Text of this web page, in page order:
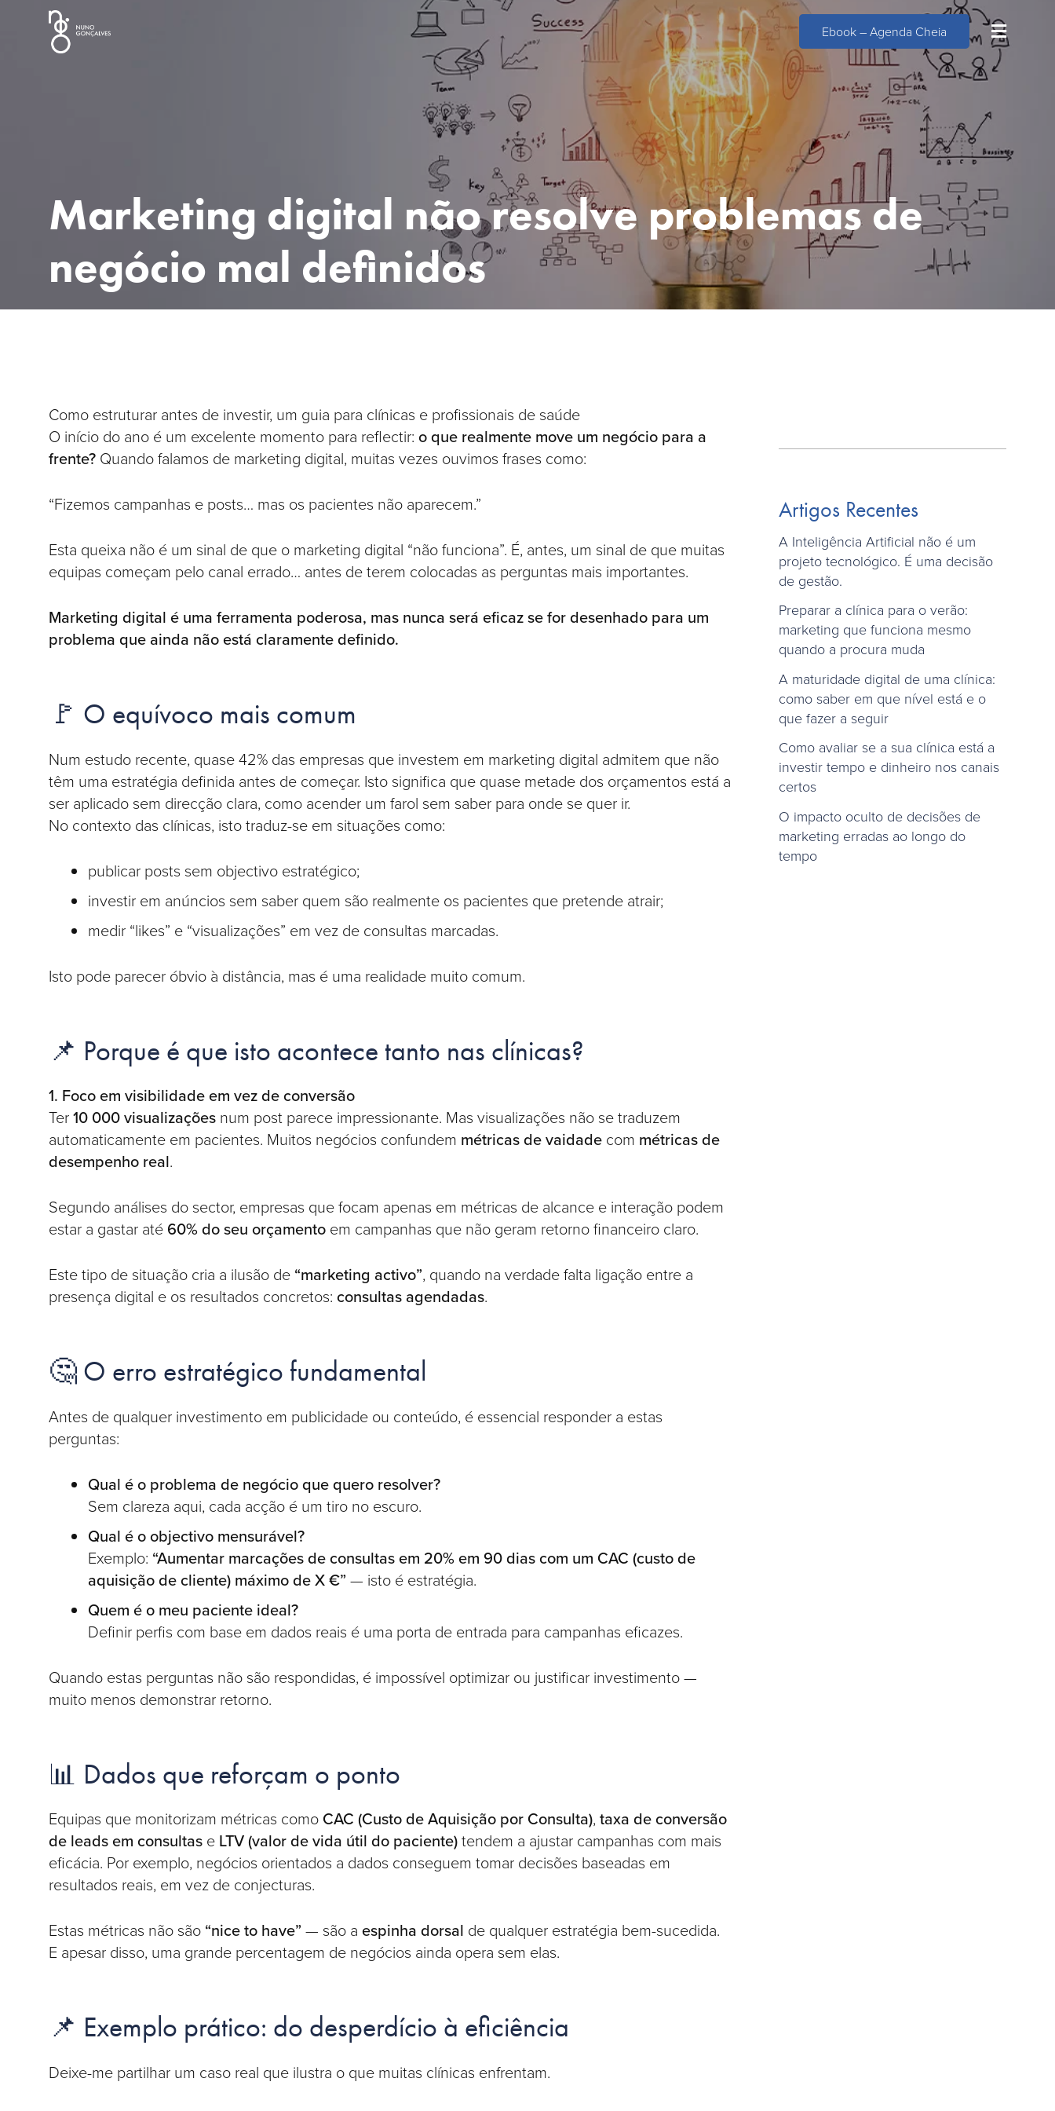
Ebook – Agenda Cheia
Marketing digital não resolve problemas de
negócio mal definidos
Como estruturar antes de investir, um guia para clínicas e profissionais de saúde
O início do ano é um excelente momento para reflectir: o que realmente move um negócio para a
frente? Quando falamos de marketing digital, muitas vezes ouvimos frases como:
“Fizemos campanhas e posts… mas os pacientes não aparecem.”
Esta queixa não é um sinal de que o marketing digital “não funciona”. É, antes, um sinal de que muitas
equipas começam pelo canal errado… antes de terem colocadas as perguntas mais importantes.
Marketing digital é uma ferramenta poderosa, mas nunca será eficaz se for desenhado para um
problema que ainda não está claramente definido.
🚩 O equívoco mais comum
Num estudo recente, quase 42% das empresas que investem em marketing digital admitem que não
têm uma estratégia definida antes de começar. Isto significa que quase metade dos orçamentos está a
ser aplicado sem direcção clara, como acender um farol sem saber para onde se quer ir.
No contexto das clínicas, isto traduz-se em situações como:
publicar posts sem objectivo estratégico;
investir em anúncios sem saber quem são realmente os pacientes que pretende atrair;
medir “likes” e “visualizações” em vez de consultas marcadas.
Isto pode parecer óbvio à distância, mas é uma realidade muito comum.
📌 Porque é que isto acontece tanto nas clínicas?
1. Foco em visibilidade em vez de conversão
Ter10 000 visualizações num post parece impressionante. Mas visualizações não se traduzem
automaticamente em pacientes. Muitos negócios confundem métricas de vaidade com métricas de
desempenho real.
Segundo análises do sector, empresas que focam apenas em métricas de alcance e interação podem
estar a gastar até 60% do seu orçamento em campanhas que não geram retorno financeiro claro.
Este tipo de situação cria a ilusão de “marketing activo”, quando na verdade falta ligação entre a
presença digital e os resultados concretos: consultas agendadas.
🤔 O erro estratégico fundamental
Antes de qualquer investimento em publicidade ou conteúdo, é essencial responder a estas
perguntas:
Qual é o problema de negócio que quero resolver?
Sem clareza aqui, cada acção é um tiro no escuro.
Qual é o objectivo mensurável?
Exemplo: “Aumentar marcações de consultas em 20% em 90 dias com um CAC (custo de
aquisição de cliente) máximo de X €” — isto é estratégia.
Quem é o meu paciente ideal?
Definir perfis com base em dados reais é uma porta de entrada para campanhas eficazes.
Quando estas perguntas não são respondidas, é impossível optimizar ou justificar investimento —
muito menos demonstrar retorno.
📊 Dados que reforçam o ponto
Equipas que monitorizam métricas como CAC (Custo de Aquisição por Consulta), taxa de conversão
de leads em consultas e LTV (valor de vida útil do paciente)tendem a ajustar campanhas com mais
eficácia. Por exemplo, negócios orientados a dados conseguem tomar decisões baseadas em
resultados reais, em vez de conjecturas.
Estas métricas não são “nice to have” — são a espinha dorsal de qualquer estratégia bem-sucedida.
E apesar disso, uma grande percentagem de negócios ainda opera sem elas.
📌 Exemplo prático: do desperdício à eficiência
Deixe-me partilhar um caso real que ilustra o que muitas clínicas enfrentam.
Artigos Recentes
A Inteligência Artificial não é um
projeto tecnológico. É uma decisão
de gestão.
Preparar a clínica para o verão:
marketing que funciona mesmo
quando a procura muda
A maturidade digital de uma clínica:
como saber em que nível está e o
que fazer a seguir
Como avaliar se a sua clínica está a
investir tempo e dinheiro nos canais
certos
O impacto oculto de decisões de
marketing erradas ao longo do
tempo